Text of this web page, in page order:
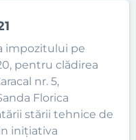
impozitului pe
pentru clădirea
nr. 5,
Florica
stării tehnice de
inițiativa